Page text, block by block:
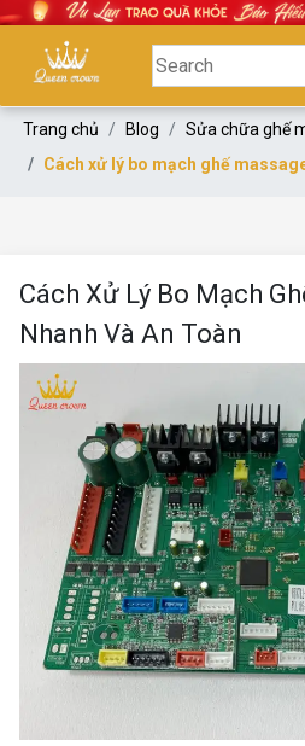
Trang chủ Blog
Sửa chữa ghế
Cách xử lý bo mạch ghế
Cách Xử Lý Bo Mạch
Nhanh Và An Toàn